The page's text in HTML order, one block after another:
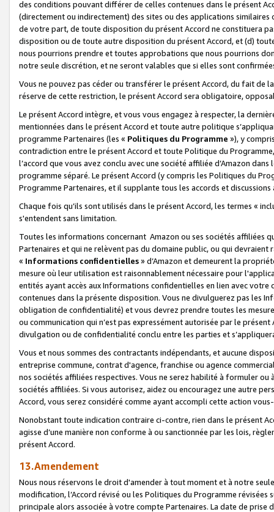
des conditions pouvant différer de celles contenues dans le présent
(directement ou indirectement) des sites ou des applications
de votre part, de toute disposition du présent Accord ne constituera
disposition ou de toute autre disposition du présent Accord, et (d)
nous pourrions prendre et toutes approbations que nous pourrions
notre seule discrétion, et ne seront valables que si elles sont
Vous ne pouvez pas céder ou transférer le présent Accord, du fait de
réserve de cette restriction, le présent Accord sera obligatoire,
Le présent Accord intègre, et vous vous engagez à respecter, la
mentionnées dans le présent Accord et toute autre politique
programme Partenaires (les « Politiques du Programme »), y
contradiction entre le présent Accord et toute Politique du
l’accord que vous avez conclu avec une société affiliée d’Amazon
programme séparé. Le présent Accord (y compris les Politiques du
Programme Partenaires, et il supplante tous les accords et discussions
Chaque fois qu’ils sont utilisés dans le présent Accord, les termes «
s'entendent sans limitation.
Toutes les informations concernant Amazon ou ses sociétés affiliées
Partenaires et qui ne relèvent pas du domaine public, ou qui
« Informations confidentielles» d’Amazon et demeurent la
mesure où leur utilisation est raisonnablement nécessaire pour
entités ayant accès aux Informations confidentielles en lien avec
contenues dans la présente disposition. Vous ne divulguerez pas les
obligation de confidentialité) et vous devrez prendre toutes les
ou communication qui n’est pas expressément autorisée par le
divulgation ou de confidentialité conclu entre les parties et
Vous et nous sommes des contractants indépendants, et aucune
entreprise commune, contrat d'agence, franchise ou agence
nos sociétés affiliées respectives. Vous ne serez habilité à formuler
sociétés affiliées. Si vous autorisez, aidez ou encouragez une autre
Accord, vous serez considéré comme ayant accompli cette action
Nonobstant toute indication contraire ci-contre, rien dans le présent
agisse d’une manière non conforme à ou sanctionnée par les lois,
présent Accord.
13.Amendement
Nous nous réservons le droit d'amender à tout moment et à notre
modification, l’Accord révisé ou les Politiques du Programme
principale alors associée à votre compte Partenaires. La date de